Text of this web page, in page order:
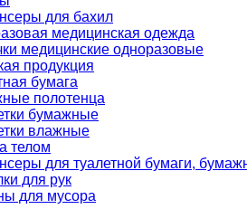
для бахил
медицинская одежда
медицинские одноразовые
продукция
бумага
полотенца
бумажные
влажные
телом
для туалетной бумаги,
для рук
для мусора